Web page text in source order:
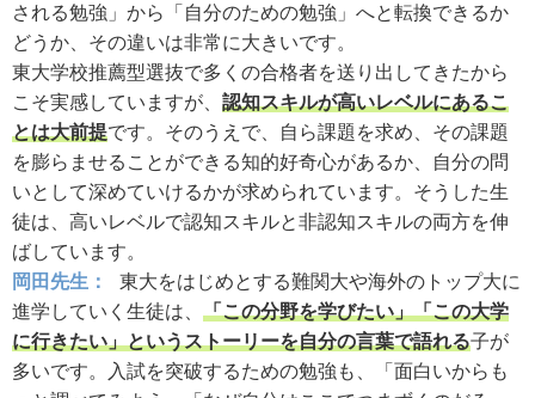
される勉強」から「自分のための勉強」へと転換できるか
どうか、その違いは非常に大きいです。
東大学校推薦型選抜で多くの合格者を送り出してきたから
こそ実感していますが、 認知スキルが高いレベルにあるこ
とは大前提です。そのうえで、自ら課題を求め、その課題
を膨らませることができる知的好奇心があるか、自分の問
いとして深めていけるかが求められています。そうした生
徒は、高いレベルで認知スキルと非認知スキルの両方を伸
ばしています。
岡田先生：
東大をはじめとする難関大や海外のトップ大に
進学していく生徒は、 「この分野を学びたい」「この大学
に行きたい」というストーリーを自分の言葉で語れる子が
多いです。入試を突破するための勉強も、「面白いからも